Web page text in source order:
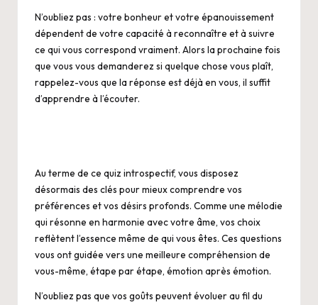
N’oubliez pas : votre bonheur et votre épanouissement
dépendent de votre capacité à reconnaître et à suivre
ce qui vous correspond vraiment. Alors la prochaine fois
que vous vous demanderez si quelque chose vous plaît,
rappelez-vous que la réponse est déjà en vous, il suffit
d’apprendre à l’écouter.
Au terme de ce quiz introspectif, vous disposez
désormais des clés pour mieux comprendre vos
préférences et vos désirs profonds. Comme une mélodie
qui résonne en harmonie avec votre âme, vos choix
reflètent l’essence même de qui vous êtes. Ces questions
vous ont guidée vers une meilleure compréhension de
vous-même, étape par étape, émotion après émotion.
N’oubliez pas que vos goûts peuvent évoluer au fil du